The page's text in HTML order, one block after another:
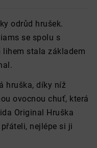
odrůd hrušek.
se spolu s
lihem stala základem
hruška, díky níž
ovocnou chuť, která
Original Hruška
nejlépe si ji